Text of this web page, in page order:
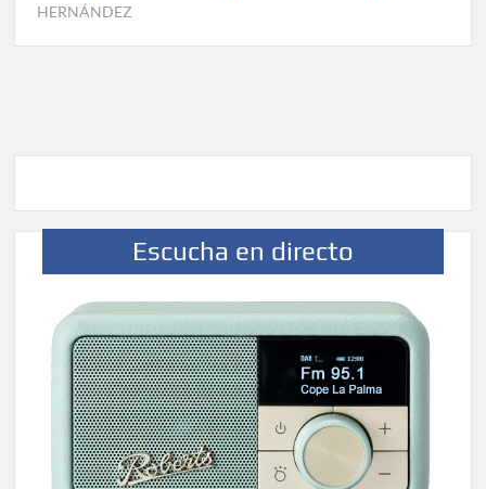
HERNÁNDEZ
Escucha en directo